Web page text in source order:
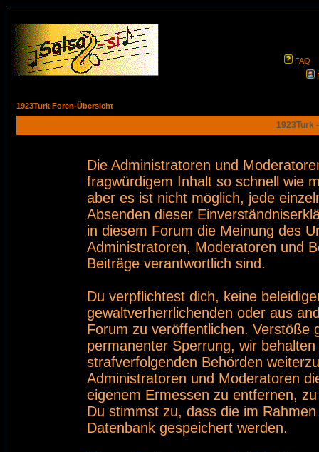
FAQ
1923Turk Foren-Übersicht
1923Turk
Die Administratoren und
fragwürdigem Inhalt so schnell wie
aber es ist nicht möglich, jede
Absenden dieser
in diesem Forum die Meinung des
Administratoren, Moderatoren und
Beiträge verantwortlich sind.
Du verpflichtest dich, keine
gewaltverherrlichenden oder aus
Forum zu veröffentlichen. Verstöße
permanenter Sperrung, wir
strafverfolgenden Behörden
Administratoren und Moderatoren
eigenem Ermessen zu entfernen,
Du stimmst zu, dass die im
Datenbank gespeichert werden.